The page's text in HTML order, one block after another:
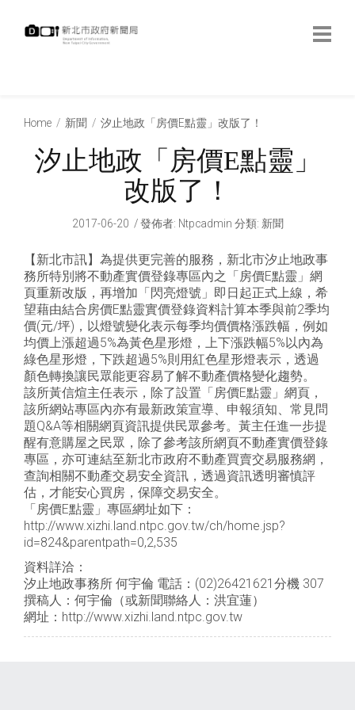
Home 新聞 汐止地政「房價E點靈」改版了！
汐止地政「房價E點靈」
改版了！
2017-06-20 發佈者: Ntpcadmin 分類: 新聞
【新北市訊】為提供更完善的服務，新北市汐止地政事
務所特別將不動產實價登錄專區內之「房價E點靈」網
頁重新改版，再增加「閃亮燈號」即日起正式上線，希
望藉由結合房價E點靈實價登錄資料計算本季與前2季均
價(元/坪)，以燈號變化表示每季均價價格漲跌幅，例如
均價上漲超過5%為黃色星形燈，上下漲跌幅5%以內為
綠色星形燈，下跌超過5%則用紅色星形燈表示，透過
顏色轉換讓民眾能更容易了解不動產價格變化趨勢。
該所黃信煊主任表示，除了設置「房價E點靈」網頁，
該所網站專區內亦有最新政策宣導、申報須知、常見問
題Q&A等相關網頁資訊提供民眾參考。黃主任進一步提
醒有意購屋之民眾，除了參考該所網頁不動產實價登錄
專區，亦可連結至新北市政府不動產買賣交易服務網，
查詢相關不動產交易安全資訊，透過資訊透明審慎評
估，才能安心買房，保障交易安全。
「房價E點靈」專區網址如下：
http://www.xizhi.land.ntpc.gov.tw/ch/home.jsp?
id=824&parentpath=0,2,535
資料詳洽：
汐止地政事務所 何宇倫 電話：(02)26421621分機 307
撰稿人：何宇倫（或新聞聯絡人：洪宜蓮）
網址：http://www.xizhi.land.ntpc.gov.tw